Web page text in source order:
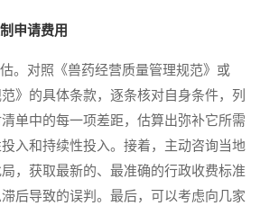
申请费用
对照《兽药经营质量管理规范》或
》的具体条款，逐条核对自身条件，列
单中的每一项差距，估算出弥补它所需
入和持续性投入。接着，主动咨询当地
，获取最新的、最准确的行政收费标准
后导致的误判。最后，可以考虑向几家